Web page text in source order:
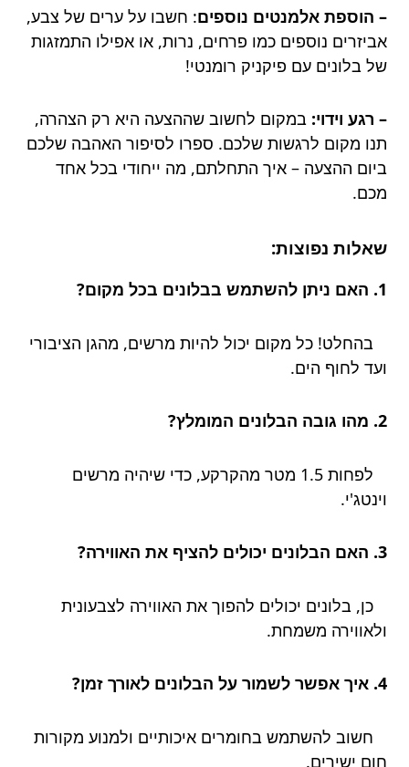
– הוספת אלמנטים נוספים: חשבו על ערים של צבע,
אביזרים נוספים כמו פרחים, נרות, או אפילו התמזגות
של בלונים עם פיקניק רומנטי!
– רגע וידוי: במקום לחשוב שההצעה היא רק הצהרה,
תנו מקום לרגשות שלכם. ספרו לסיפור האהבה שלכם
ביום ההצעה – איך התחלתם, מה ייחודי בכל אחד
מכם.
שאלות נפוצות:
1. האם ניתן להשתמש בבלונים בכל מקום?
בהחלט! כל מקום יכול להיות מרשים, מהגן הציבורי
ועד לחוף הים.
2. מהו גובה הבלונים המומלץ?
לפחות 1.5 מטר מהקרקע, כדי שיהיה מרשים
וינטג'י.
3. האם הבלונים יכולים להציף את האווירה?
כן, בלונים יכולים להפוך את האווירה לצבעונית
ולאווירה משמחת.
4. איך אפשר לשמור על הבלונים לאורך זמן?
חשוב להשתמש בחומרים איכותיים ולמנוע מקורות
חום ישירים.